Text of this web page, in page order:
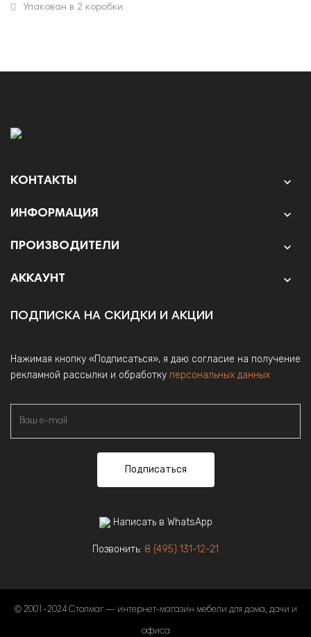
Упакован в 2 коробки.
КОНТАКТЫ 
ИНФОРМАЦИЯ 
ПРОИЗВОДИТЕЛИ 
АККАУНТ 
ПОДПИСКА НА СКИДКИ И АКЦИИ
Нажимая кнопку «Подписаться», я даю согласие на получение
рекламной рассылки и обработку персональных данных
Подписаться
Написать в WhatsApp
Позвонить: 8 (495) 131-12-21
© 2001-2024 Столмаг — интернет-магазин мебели для дома, дачи и
офиса